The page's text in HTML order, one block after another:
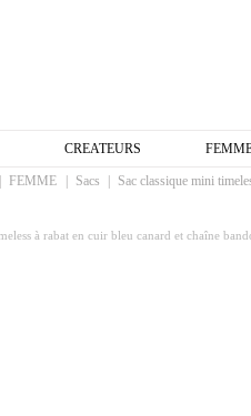
CREATEURS
FEMME Sacs Sac classique mini